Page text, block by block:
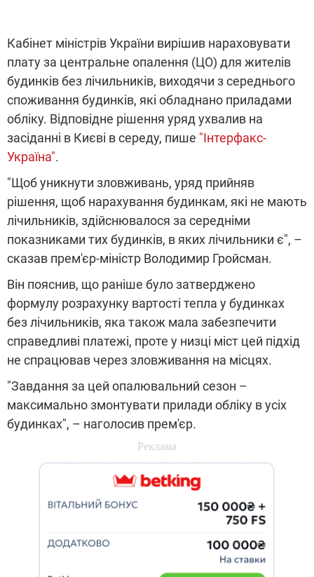
Кабінет міністрів України вирішив нараховувати
плату за центральне опалення (ЦО) для жителів
будинків без лічильників, виходячи з середнього
споживання будинків, які обладнано приладами
обліку. Відповідне рішення уряд ухвалив на
засіданні в Києві в середу, пише "Інтерфакс-
Україна".
"Щоб уникнути зловживань, уряд прийняв
рішення, щоб нарахування будинкам, які не мають
лічильників, здійснювалося за середніми
показниками тих будинків, в яких лічильники є", –
сказав прем'єр-міністр Володимир Гройсман.
Він пояснив, що раніше було затверджено
формулу розрахунку вартості тепла у будинках
без лічильників, яка також мала забезпечити
справедливі платежі, проте у низці міст цей підхід
не спрацював через зловживання на місцях.
"Завдання за цей опалювальний сезон –
максимально змонтувати прилади обліку в усіх
будинках", – наголосив прем'єр.